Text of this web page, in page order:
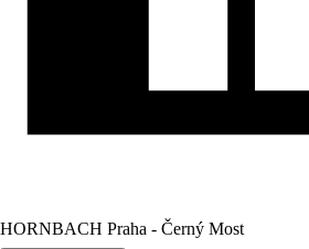
HORNBACH Praha - Černý Most